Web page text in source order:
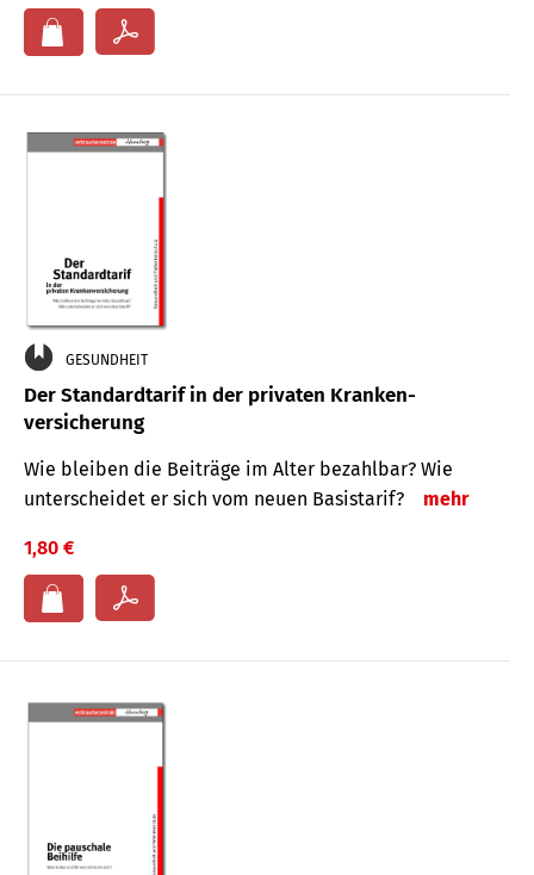
GESUNDHEIT
Der Standard­tarif in der privaten Kranken­
versicherung
Wie bleiben die Beiträge im Alter bezahlbar? Wie
unterscheidet er sich vom neuen Basistarif?
mehr
1,80 €